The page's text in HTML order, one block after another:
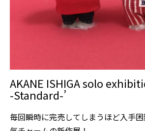
AKANE ISHIGA solo
-Standard-’
毎回瞬時に完売してしまうほど入手